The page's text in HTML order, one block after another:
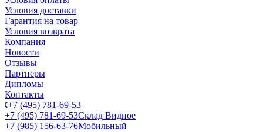
Условия доставки
Гарантия на товар
Условия возврата
Компания
Новости
Отзывы
Партнеры
Дипломы
Контакты
+7 (495) 781-69-53
+7 (495) 781-69-53Склад Видное
+7 (985) 156-63-76Мобильный